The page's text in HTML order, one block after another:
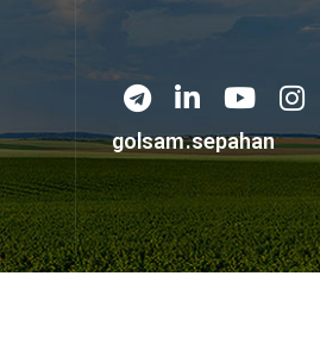
golsam.sepahan